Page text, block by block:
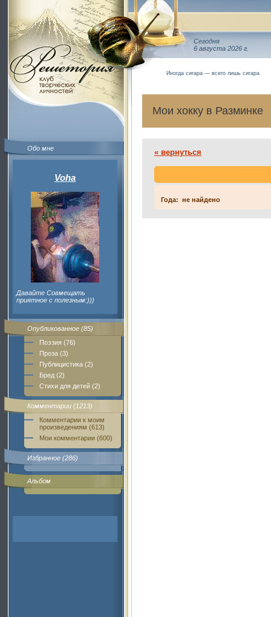
Обо мне
Voha
Давайте Совмещать
приятное с полезным:)))
Опубликованное (85)
Поэзия (76)
Проза (3)
Публицистика (2)
Бред (2)
Стихи для детей (2)
Комментарии (1213)
Комментарии к моим
произведениям (613)
Мои комментарии (600)
Избранное (286)
Альбом
Сегодня
6 августа 2026 г.
Иногда сигара — всего лишь сигара
Мои хокку в Разминке
« вернуться
Года: не найдено